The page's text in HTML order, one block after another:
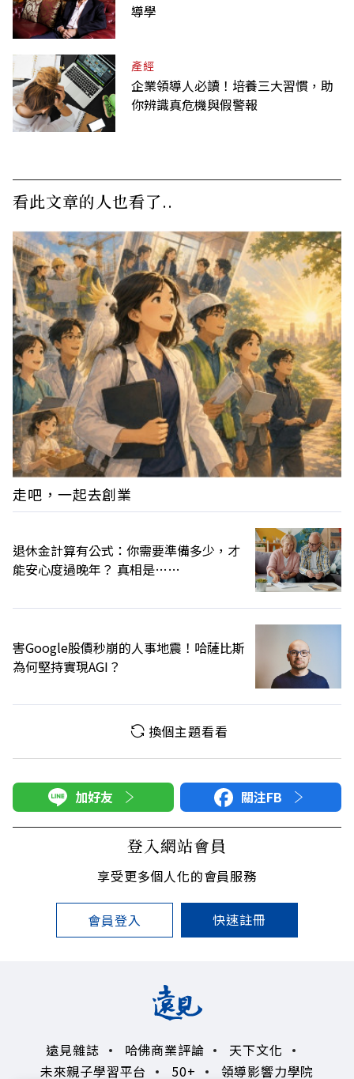
導學
產經
企業領導人必讀！培養三大習慣，助
你辨識真危機與假警報
看此文章的人也看了..
走吧，一起去創業
退休金計算有公式：你需要準備多少，才
能安心度過晚年？ 真相是……
害Google股價秒崩的人事地震！哈薩比斯
為何堅持實現AGI？
換個主題看看
加好友 關注FB
登入網站會員
享受更多個人化的會員服務
會員登入 快速註冊
遠見雜誌 哈佛商業評論
天下文化
未來親子學習平台
50+ 領導影響力學院